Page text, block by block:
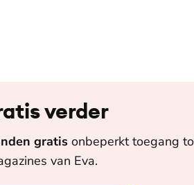
verder
gratis onbeperkt toegang
van Eva.